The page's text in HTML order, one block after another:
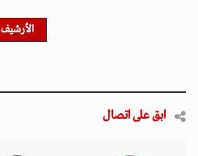
الأرشيف
ابق على اتصال